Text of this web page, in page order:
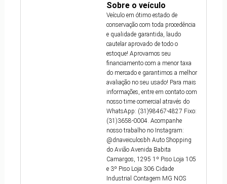
Sobre o veículo
Veículo em ótimo estado de
conservação com toda procedência
e qualidade garantida, laudo
cautelar aprovado de todo o
estoque! Aprovamos seu
financiamento com a menor taxa
do mercado e garantimos a melhor
avaliação no seu usado! Para mais
informações, entre em contato com
nosso time comercial através do
WhatsApp: (31)98467-4827 Fixo:
(31)3658-0004. Acompanhe
nosso trabalho no Instagram:
@dnaveiculosbh Auto Shopping
do Avião Avenida Babita
Camargos, 1295 1º Piso Loja 105
e 3º Piso Loja 306 Cidade
Industrial Contagem MG NOS